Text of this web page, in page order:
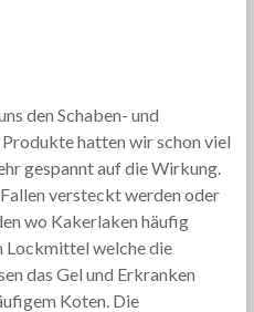
den Schaben- und
hatten wir schon viel
gespannt auf die Wirkung.
versteckt werden oder
wo Kakerlaken häufig
Lockmittel welche die
das Gel und Erkranken
Koten. Die